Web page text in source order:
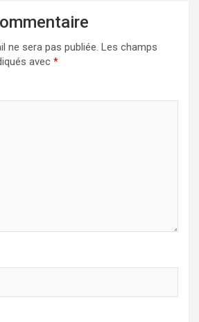
ne sera pas publiée. Les champs
avec *